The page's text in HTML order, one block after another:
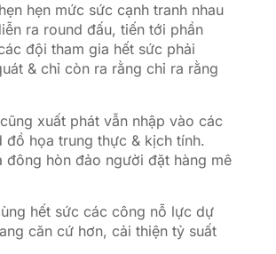
thao phổ thông, bao quát các
đông hòn đảo môn thể thao
hẹn mức sức cạnh tranh nhau
ra round đấu, tiến tới phần
đội tham gia hết sức phải
xuất phát vẫn nhập vào các
họa trung thực & kịch tính.